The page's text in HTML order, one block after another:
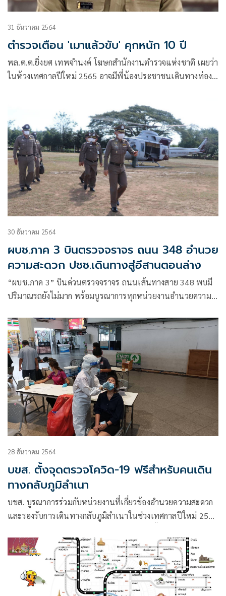
31 ธันวาคม 2564
ตำรวจเตือน 'เมาแล้วขับ' คุกหนัก 10 ปี
พล.ต.ต.ยิ่งยศ เทพจำนงค์ โฆษกสำนักงานตำรวจแห่งชาติ เผยว่า
ในห้วงเทศกาลปีใหม่ 2565 อาจมีพี่น้องประชาชนเดินทางท่อง
30 ธันวาคม 2564
ผบช.ภาค 3 บินตรวจจราจร ถนน 348 อำนวย
ความสะดวก ปชช.เดินทางสู่อีสานตอนล่าง
“ผบช.ภาค 3” บินด่วนตรวจจราจร ถนนเส้นทางสาย 348 พบมี
ปริมาณรถยังไม่มาก พร้อมบูรณาการทุกหน่วยงานอำนวยความ
บางช่วงช่องเขาตะโกเชื่อมต่อตาพระยา สระแก้ว
28 ธันวาคม 2564
บขส. ตั้งจุดตรวจโควิด-19 ฟรีสำหรับคนเดิน
ทางกลับภูมิลำเนา
บขส. บูรณาการร่วมกับหน่วยงานที่เกี่ยวข้องอำนวยความสะดวก
และรองรับการเดินทางกลับภูมิลำเนาในช่วงเทศกาลปีใหม่ 2565
ฟรี และจุดรับเรื่องร้องเรียนด้านบริการ